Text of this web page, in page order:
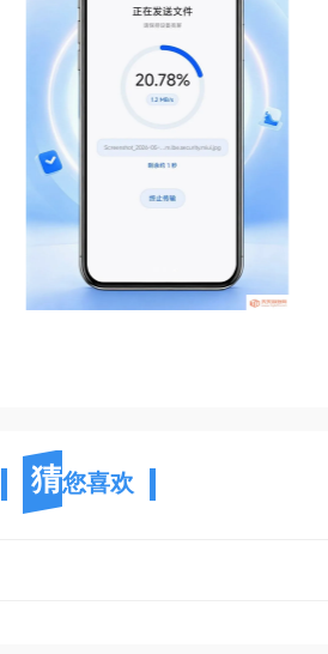
猜您喜欢